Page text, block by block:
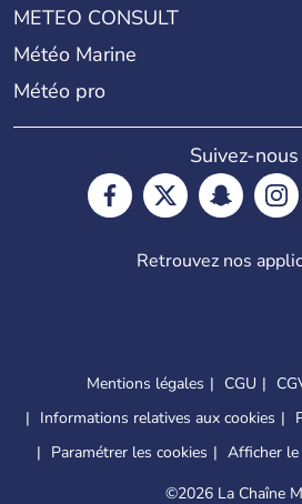
METEO CONSULT
Météo Marine
Météo pro
Suivez-nous
Retrouvez nos
Mentions légales CGU
Informations relatives aux cookies
Paramétrer les cookies
Afficher
©2026 La Chaîne